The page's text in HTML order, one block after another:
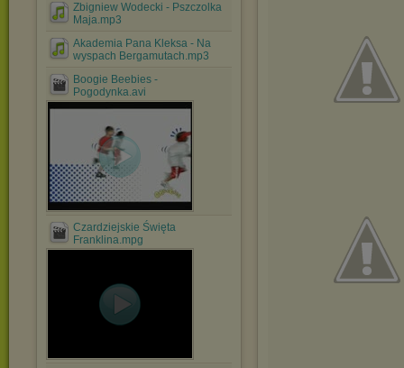
Zbigniew Wodecki - Pszczolka
Maja.mp3
Akademia Pana Kleksa - Na
wyspach Bergamutach.mp3
Boogie Beebies -
Pogodynka.avi
Czardziejskie Święta
Franklina.mpg